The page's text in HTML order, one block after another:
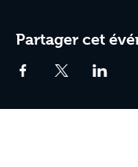
Partager cet